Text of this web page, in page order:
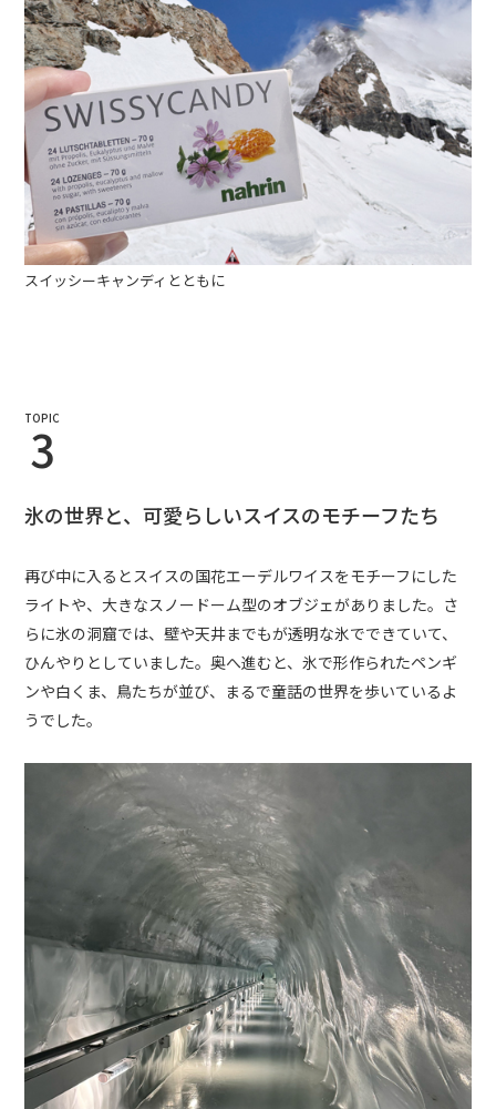
スイッシーキャンディとともに
TOPIC
3
氷の世界と、可愛らしいスイスのモチーフたち
再び中に入るとスイスの国花エーデルワイスをモチーフにした
ライトや、大きなスノードーム型のオブジェがありました。さ
らに氷の洞窟では、壁や天井までもが透明な氷でできていて、
ひんやりとしていました。奥へ進むと、氷で形作られたペンギ
ンや白くま、鳥たちが並び、まるで童話の世界を歩いているよ
うでした。